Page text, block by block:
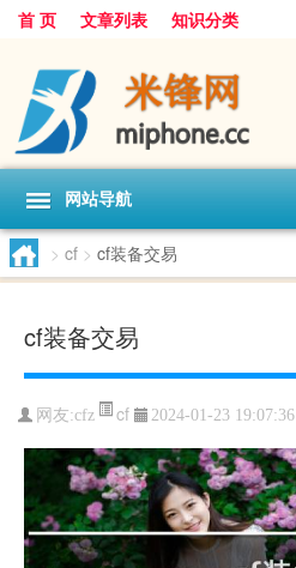
首 页 文章列表 知识分类
网站导航
> cf > cf装备交易
cf装备交易
网友:cfz cf 2024-01-23 19:07:36